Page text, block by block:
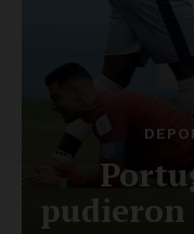
pudieron